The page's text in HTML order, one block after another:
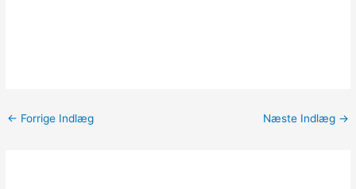
← Forrige Indlæg Næste Indlæg →